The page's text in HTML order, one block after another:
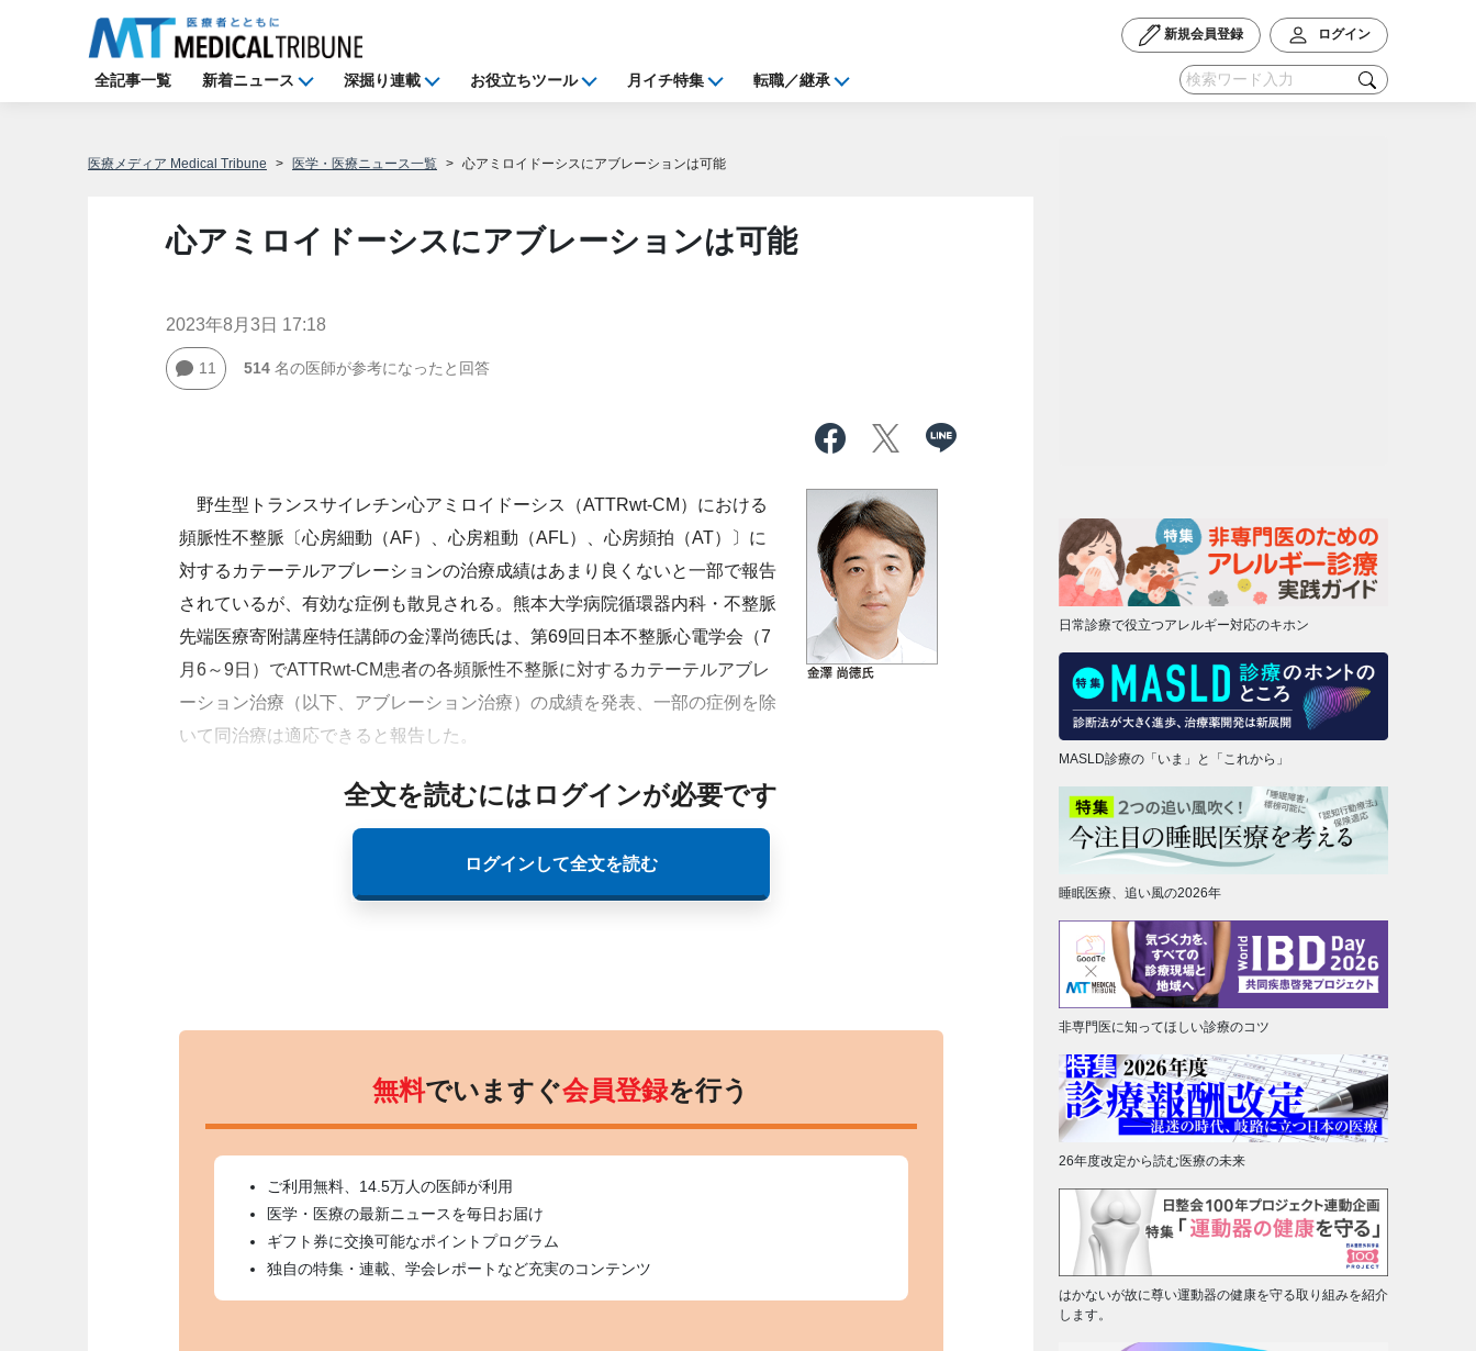
新規会員登録 ログイン
全記事一覧 新着ニュース 深掘り連載 お役立ちツール 月イチ特集 転職／継承
医療メディア Medical Tribune 医学・医療ニュース一覧 心アミロイドーシスにアブレーションは可能
心アミロイドーシスにアブレーションは可能
2023年8月3日 17:18
11 514名の医師が参考になったと回答
野生型トランスサイレチン心アミロイドーシス（ATTRwt-CM）における
頻脈性不整脈〔心房細動（AF）、心房粗動（AFL）、心房頻拍（AT）〕に
対するカテーテルアブレーションの治療成績はあまり良くないと一部で報告
されているが、有効な症例も散見される。熊本大学病院循環器内科・不整脈
先端医療寄附講座特任講師の金澤尚徳氏は、第69回日本不整脈心電学会（7
月6～9日）でATTRwt-CM患者の各頻脈性不整脈に対するカテーテルアブレ
ーション治療（以下、アブレーション治療）の成績を発表、一部の症例を除
いて同治療は適応できると報告した。
全文を読むにはログインが必要です
ログインして全文を読む
無料でいますぐ会員登録を行う
ご利用無料、14.5万人の医師が利用
医学・医療の最新ニュースを毎日お届け
ギフト券に交換可能なポイントプログラム
独自の特集・連載、学会レポートなど充実のコンテンツ
日常診療で役立つアレルギー対応のキホン
MASLD診療の「いま」と「これから」
睡眠医療、追い風の2026年
非専門医に知ってほしい診療のコツ
26年度改定から読む医療の未来
はかないが故に尊い運動器の健康を守る取り組みを紹介
します。